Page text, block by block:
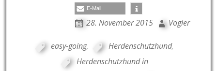
E-Mail
28. November 2015 Vogler
easy-going, Herdenschutzhund,
Herdenschutzhund in